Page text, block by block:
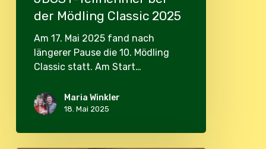
der Mödling Classic 2025
Am 17. Mai 2025 fand nach
längerer Pause die 10. Mödling
Classic statt. Am Start…
Maria Winkler
18. Mai 2025